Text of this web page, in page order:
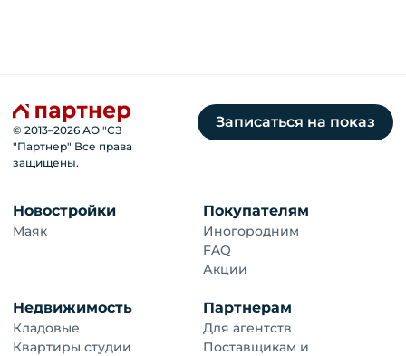
© 2013–2026 АО "СЗ
"Партнер" Все права
защищены.
Записаться на показ
Новостройки
Маяк
Покупателям
Иногородним
FAQ
Акции
Недвижимость
Кладовые
Квартиры студии
Партнерам
Для агентств
Поставщикам и